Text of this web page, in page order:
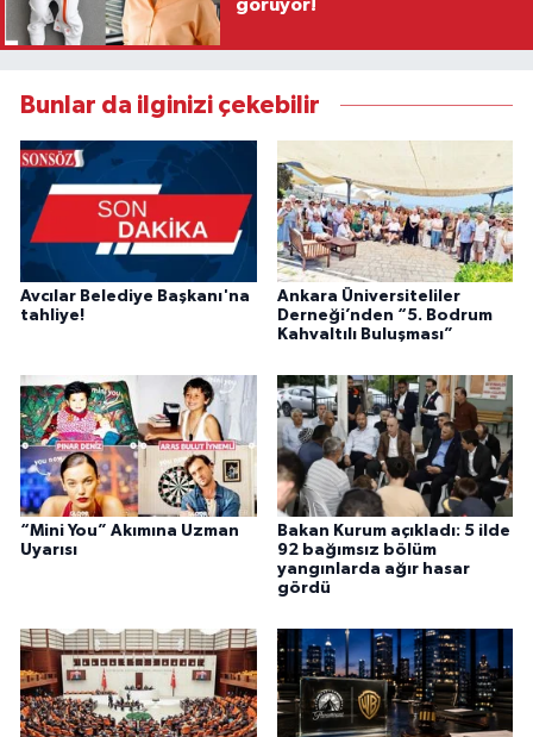
görüyor!
Bunlar da ilginizi çekebilir
Avcılar Belediye Başkanı'na
tahliye!
Ankara Üniversiteliler
Derneği’nden “5. Bodrum
Kahvaltılı Buluşması”
“Mini You” Akımına Uzman
Uyarısı
Bakan Kurum açıkladı: 5 ilde
92 bağımsız bölüm
yangınlarda ağır hasar
gördü